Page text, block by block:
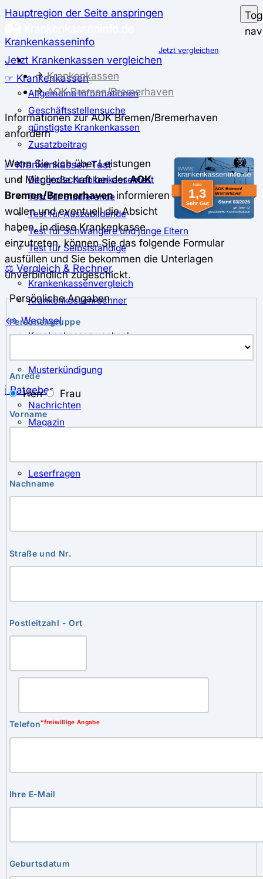
Hauptregion der Seite anspringen
Krankenkasseninfo
Jetzt Krankenkassen vergleichen
☞ Krankenkassen
Allgemeine Informationen
Geschäftsstellensuche
günstigste Krankenkassen
Zusatzbeitrag
✅ Krankenkassen Test
Der große Krankenkassentest
Test für Studierende
Test für Auszubildende
Test für Schwangere und junge Eltern
Test für Selbstständige
⚖️ Vergleich & Rechner
Krankenkassenvergleich
Krankenkassenrechner
↔ Wechsel
Krankenkassenwechsel
Musterkündigung
ℹ Ratgeber
Nachrichten
Magazin
Leserfragen
Jetzt vergleichen
Krankenkassen
AOK Bremen/Bremerhaven
Informationen zur AOK Bremen/Bremerhaven
anfordern
Wenn Sie sich über Leistungen
und Mitgliedschaft bei derAOK
Bremen/Bremerhaveninformieren
wollen und eventuell die Absicht
haben, in diese Krankenkasse
einzutreten, können Sie das folgende Formular
ausfüllen und Sie bekommen die Unterlagen
unverbindlich zugeschickt.
Persönliche Angaben
Personengruppe
Anrede
Herr Frau
Vorname
Nachname
Straße und Nr.
Postleitzahl - Ort
Telefon*freiwillige Angabe
Ihre E-Mail
Geburtsdatum